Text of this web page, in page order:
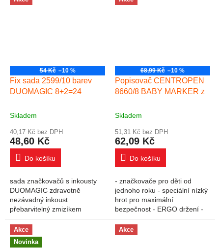
šířka stopy 1 mm
následné...
54 Kč –10 %
Fix sada 2599/10 barev
DUOMAGIC 8+2=24
Skladem
40,17 Kč bez DPH
48,60 Kč
Do košíku
sada značkovačů s inkousty
DUOMAGIC zdravotně
nezávadný inkoust
přebarvitelný zmizíkem
pomocí 8 barevných
značkovačů a 2 různých
zmizíků vykouzlíte až 24 barev
ergonomická...
68,99 Kč –10 %
Popisovač CENTROPEN
8660/8 BABY MARKER z
Skladem
51,31 Kč bez DPH
62,09 Kč
Do košíku
- značkovače pro děti od
jednoho roku - speciální nízký
hrot pro maximální
bezpečnost - ERGO držení -
lehce smývatelné a vypratelné
- ventilační chránítko - šířka
stopy 1-2 mm
Akce
Novinka
Akce